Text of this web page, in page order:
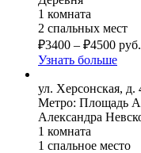
1 комната
2 спальных мест
₽3400 – ₽4500
Узнать больше
ул. Херсонская, д.
Метро: Площадь
Александра
1 комната
1 спальное место